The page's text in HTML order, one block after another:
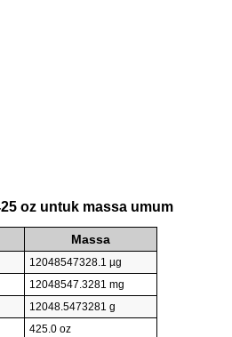
oz untuk massa umum
Massa
12048547328.1 µg
12048547.3281 mg
12048.5473281 g
425.0 oz